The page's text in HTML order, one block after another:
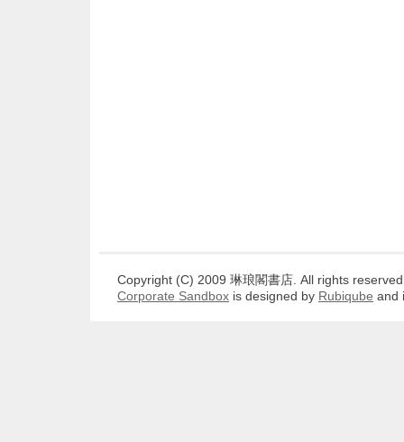
Copyright (C) 2009 琳琅閣書店. All rights
Corporate Sandbox is designed by Rubiqube and